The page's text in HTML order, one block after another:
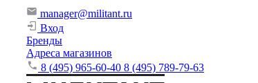
manager@militant.ru
Вход
Бренды
Адреса магазинов
8 (495) 965-60-40 8 (495) 789-79-63